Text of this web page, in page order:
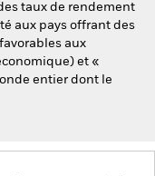
taux de rendement
aux pays offrant des
aux
et «
entier dont le